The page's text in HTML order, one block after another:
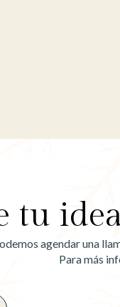
tu
agendar una
Para más